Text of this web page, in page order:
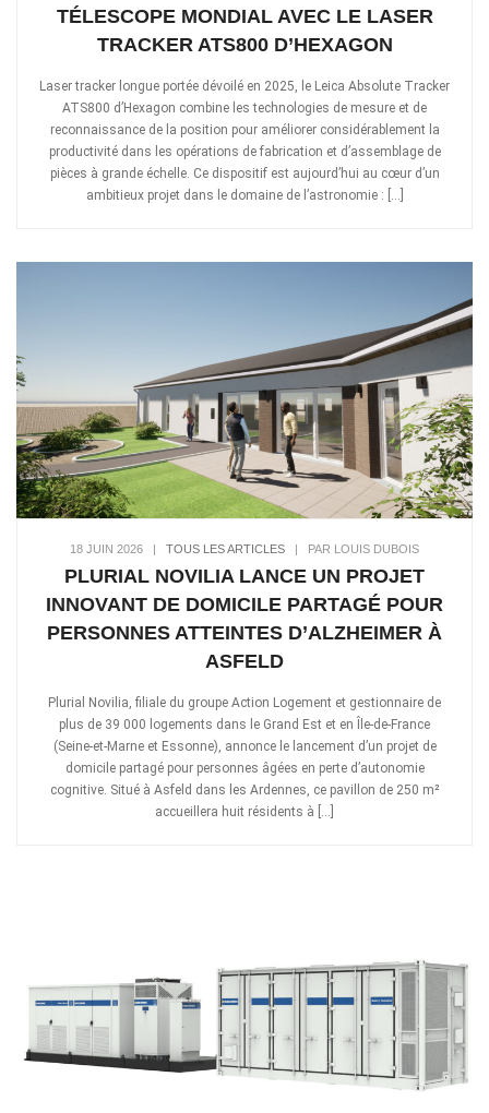
TÉLESCOPE MONDIAL AVEC LE LASER
TRACKER ATS800 D’HEXAGON
Laser tracker longue portée dévoilé en 2025, le Leica Absolute Tracker
ATS800 d’Hexagon combine les technologies de mesure et de
reconnaissance de la position pour améliorer considérablement la
productivité dans les opérations de fabrication et d’assemblage de
pièces à grande échelle. Ce dispositif est aujourd’hui au cœur d’un
ambitieux projet dans le domaine de l’astronomie : […]
18 JUIN 2026 | TOUS LES ARTICLES | PAR LOUIS DUBOIS
PLURIAL NOVILIA LANCE UN PROJET
INNOVANT DE DOMICILE PARTAGÉ POUR
PERSONNES ATTEINTES D’ALZHEIMER À
ASFELD
Plurial Novilia, filiale du groupe Action Logement et gestionnaire de
plus de 39 000 logements dans le Grand Est et en Île-de-France
(Seine-et-Marne et Essonne), annonce le lancement d’un projet de
domicile partagé pour personnes âgées en perte d’autonomie
cognitive. Situé à Asfeld dans les Ardennes, ce pavillon de 250 m²
accueillera huit résidents à […]